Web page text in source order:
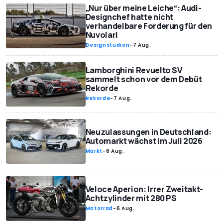
„Nur über meine Leiche“: Audi-
Designchef hatte nicht
verhandelbare Forderung für den
Nuvolari
Designstudien- 7 Aug.
Lamborghini Revuelto SV
sammelt schon vor dem Debüt
Rekorde
Rekorde- 7 Aug.
Neuzulassungen in Deutschland:
Automarkt wächst im Juli 2026
Markt -6 Aug.
Veloce Aperion: Irrer Zweitakt-
Achtzylinder mit 280 PS
Motorrad-6 Aug.